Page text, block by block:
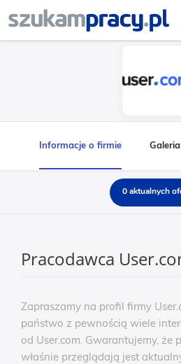
Informacje o firmie
0 aktualnych
Pracodawca
Zapraszamy na profil firmy
państwo z pewnością wiele
od User.com. Gwarantujemy, że
właśnie przeglądają jest